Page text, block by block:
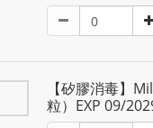
【矽膠消毒】
粒）EXP 09/